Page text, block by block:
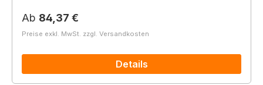
Regulärer Preis:
Ab 84,37 €
Preise exkl. MwSt. zzgl. Versandkosten
Details